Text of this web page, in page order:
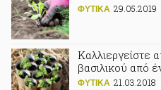
ΦΥΤΙΚA 29.05.2019
Καλλιεργείστε
βασιλικού από
ΦΥΤΙΚA 21.03.2018